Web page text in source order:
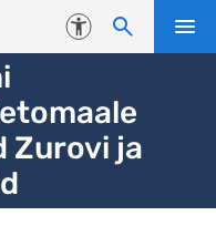
Juurdepääsetavus
Zurovi ja